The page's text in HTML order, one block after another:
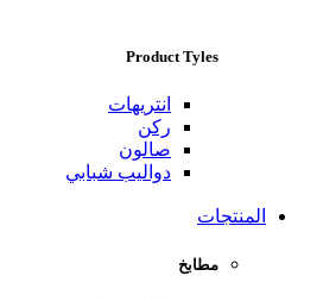
Product Tyles
انتريهات
ركن
صالون
دواليب شبابي
المنتجات
مطابخ